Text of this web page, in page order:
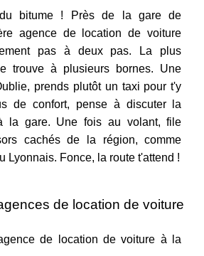
du bitume ! Près de la gare de
agence de location de voiture
pas à deux pas. La plus
trouve à plusieurs bornes. Une
prends plutôt un taxi pour t'y
de confort, pense à discuter la
la gare. Une fois au volant, file
cachés de la région, comme
Lyonnais. Fonce, la route t'attend !
de location de voiture
de location de voiture à la